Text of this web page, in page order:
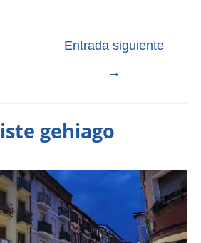
Entrada siguiente
→
gehiago